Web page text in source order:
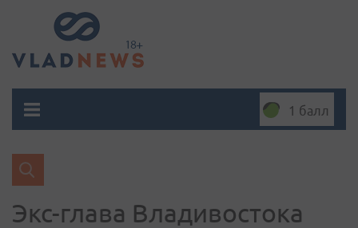
1 балл
Экс-глава Владивостока